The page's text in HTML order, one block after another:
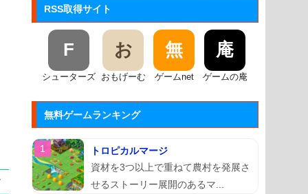
RSS取得サイト
F
シューターズ
お
おもげーむ
無
ゲームnet
庵
ゲームの庵
無料ゲームランキング
トロピカルマージ
資材を3つ以上で重ねて農村を発展さ
せるストーリー展開のあるマ...